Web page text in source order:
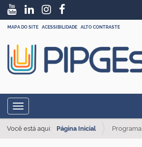
MAPA DO SITE ACESSIBILIDADE ALTO CONTRASTE
Toggle navigation
Você está aqui: Página Inicial Programa